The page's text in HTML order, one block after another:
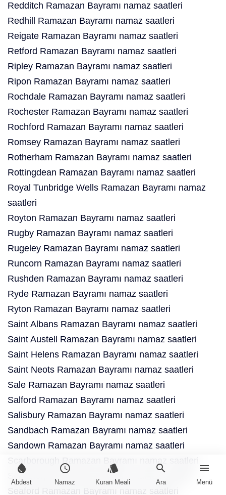
water_drop
Abdest
schedule
Namaz
style
Kuran Meali
search
Ara
menu
Menü
Redditch Ramazan Bayramı namaz saatleri
Redhill Ramazan Bayramı namaz saatleri
Reigate Ramazan Bayramı namaz saatleri
Retford Ramazan Bayramı namaz saatleri
Ripley Ramazan Bayramı namaz saatleri
Ripon Ramazan Bayramı namaz saatleri
Rochdale Ramazan Bayramı namaz saatleri
Rochester Ramazan Bayramı namaz saatleri
Rochford Ramazan Bayramı namaz saatleri
Romsey Ramazan Bayramı namaz saatleri
Rotherham Ramazan Bayramı namaz saatleri
Rottingdean Ramazan Bayramı namaz saatleri
Royal Tunbridge Wells Ramazan Bayramı namaz
saatleri
Royton Ramazan Bayramı namaz saatleri
Rugby Ramazan Bayramı namaz saatleri
Rugeley Ramazan Bayramı namaz saatleri
Runcorn Ramazan Bayramı namaz saatleri
Rushden Ramazan Bayramı namaz saatleri
Ryde Ramazan Bayramı namaz saatleri
Ryton Ramazan Bayramı namaz saatleri
Saint Albans Ramazan Bayramı namaz saatleri
Saint Austell Ramazan Bayramı namaz saatleri
Saint Helens Ramazan Bayramı namaz saatleri
Saint Neots Ramazan Bayramı namaz saatleri
Sale Ramazan Bayramı namaz saatleri
Salford Ramazan Bayramı namaz saatleri
Salisbury Ramazan Bayramı namaz saatleri
Sandbach Ramazan Bayramı namaz saatleri
Sandown Ramazan Bayramı namaz saatleri
Scarborough Ramazan Bayramı namaz saatleri
Scunthorpe Ramazan Bayramı namaz saatleri
Seaford Ramazan Bayramı namaz saatleri